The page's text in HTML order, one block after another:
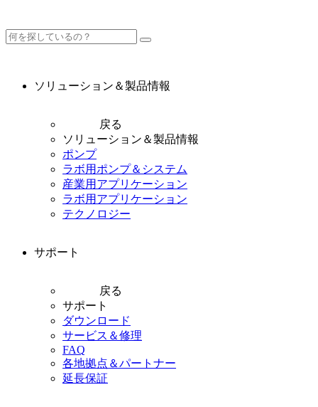
ソリューション＆製品情報
戻る
ソリューション＆製品情報
ポンプ
ラボ用ポンプ＆システム
産業用アプリケーション
ラボ用アプリケーション
テクノロジー
サポート
戻る
サポート
ダウンロード
サービス＆修理
FAQ
各地拠点＆パートナー
延長保証